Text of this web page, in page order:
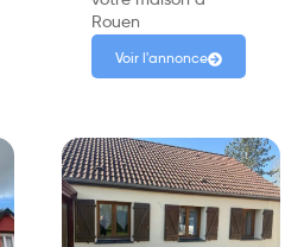
Rouen
Voir l'annonce